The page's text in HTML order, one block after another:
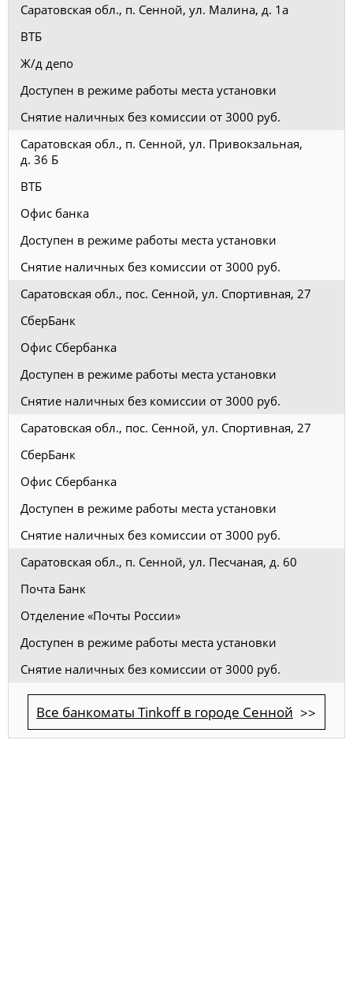
Саратовская обл., п. Сенной, ул. Малина, д. 1а
ВТБ
Ж/д депо
Доступен в режиме работы места установки
Снятие наличных без комиссии от 3000 руб.
Саратовская обл., п. Сенной, ул. Привокзальная,
д. 36 Б
ВТБ
Офис банка
Доступен в режиме работы места установки
Снятие наличных без комиссии от 3000 руб.
Саратовская обл., пос. Сенной, ул. Спортивная, 27
СберБанк
Офис Сбербанка
Доступен в режиме работы места установки
Снятие наличных без комиссии от 3000 руб.
Саратовская обл., пос. Сенной, ул. Спортивная, 27
СберБанк
Офис Сбербанка
Доступен в режиме работы места установки
Снятие наличных без комиссии от 3000 руб.
Саратовская обл., п. Сенной, ул. Песчаная, д. 60
Почта Банк
Отделение «Почты России»
Доступен в режиме работы места установки
Снятие наличных без комиссии от 3000 руб.
Все банкоматы Tinkoff в городе Сенной